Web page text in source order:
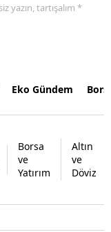
yazın, tartışalım *
Eko Gündem
Borsa
ve
Yatırım
Altın
ve
Döviz